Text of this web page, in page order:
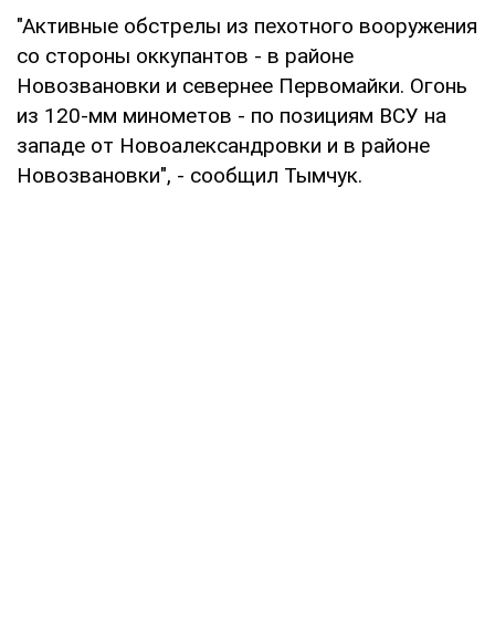
"Активные обстрелы из пехотного вооружения
со стороны оккупантов - в районе
Новозвановки и севернее Первомайки. Огонь
из 120-мм минометов - по позициям ВСУ на
западе от Новоалександровки и в районе
Новозвановки", - сообщил Тымчук.